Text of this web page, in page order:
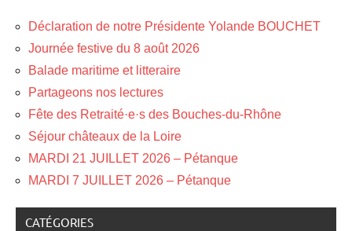
Déclaration de notre Présidente Yolande BOUCHET
Journée festive du 8 août 2026
Balade maritime et litteraire
Partageons nos lectures
Fête des Retraité·e·s des Bouches-du-Rhône
Séjour châteaux de la Loire
MARDI 21 JUILLET 2026 – Pétanque
MARDI 7 JUILLET 2026 – Pétanque
CATÉGORIES